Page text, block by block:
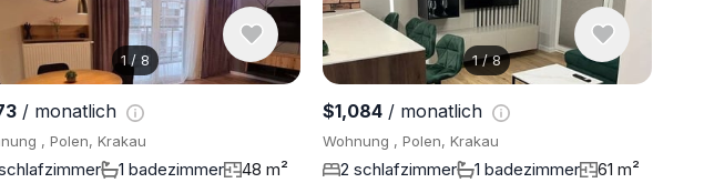
1 / 8
/ monatlich
, Polen, Krakau
1 badezimmer 48 m²
1/8
$1,084/ monatlich
Wohnung , Polen, Krakau
2 schlafzimmer 1 badezimmer 61 m²